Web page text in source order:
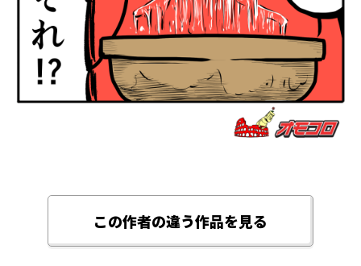
この作者の違う作品を見る